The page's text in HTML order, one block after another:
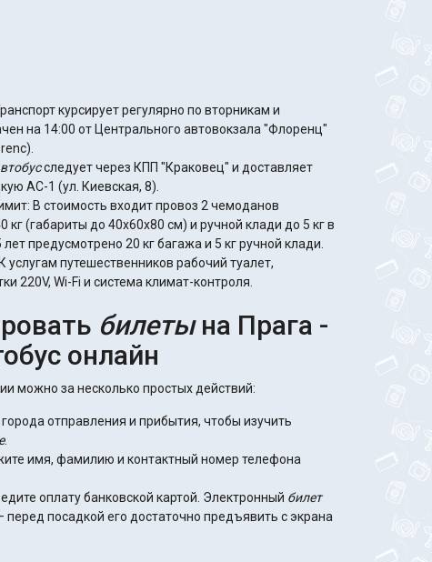
курсирует регулярно по вторникам и
на 14:00 от Центрального автовокзала "Флоренц"
следует через КПП "Краковец" и доставляет
АС-1 (ул. Киевская, 8).
В стоимость входит провоз 2 чемоданов
(габариты до 40х60х80 см) и ручной клади до 5 кг в
предусмотрено 20 кг багажа и 5 кг ручной клади.
путешественников рабочий туалет,
220V, Wi-Fi и система климат-контроля.
билетына Прага -
онлайн
можно за несколько простых действий:
отправления и прибытия, чтобы изучить
.
имя, фамилию и контактный номер телефона
оплату банковской картой. Электронный билет
перед посадкой его достаточно предъявить с экрана